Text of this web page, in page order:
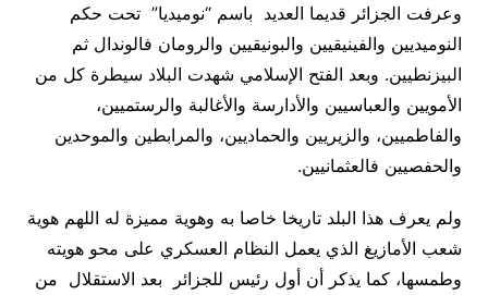
وعرفت الجزائر قديما العديد باسم “نوميديا” تحت حكم
النوميديين والفينيقيين والبونيقيين والرومان فالوندال ثم
البيزنطيين. وبعد الفتح الإسلامي شهدت البلاد سيطرة كل من
الأمويين والعباسيين والأدارسة والأغالبة والرستميين،
والفاطميين، والزيريين والحماديين، والمرابطين والموحدين
والحفصيين فالعثمانيين.
ولم يعرف هذا البلد تاريخا خاصا به وهوية مميزة له اللهم هوية
شعب الأمازيغ الذي يعمل النظام العسكري على محو هويته
وطمسها، كما يذكر أن أول رئيس للجزائر بعد الاستقلال من